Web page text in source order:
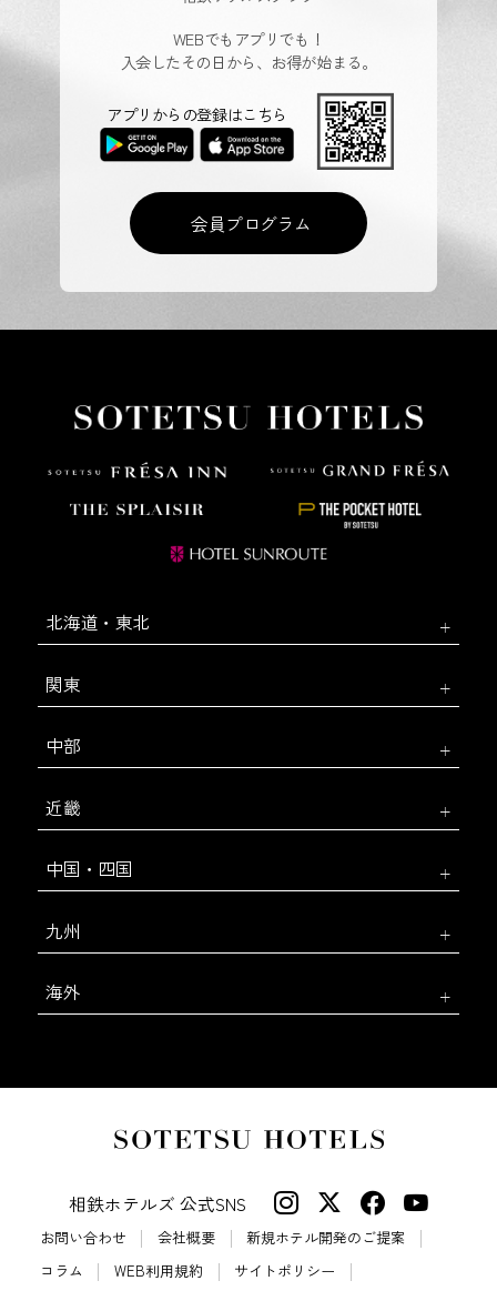
WEBでもアプリでも！
入会したその日から、お得が始まる。
会員プログラム
アプリからの登録はこちら
北海道・東北
関東
中部
近畿
中国・四国
九州
海外
相鉄ホテルズ 公式SNS
お問い合わせ 会社概要
新規ホテル開発のご提案
コラム
WEB利用規約 サイトポリシー